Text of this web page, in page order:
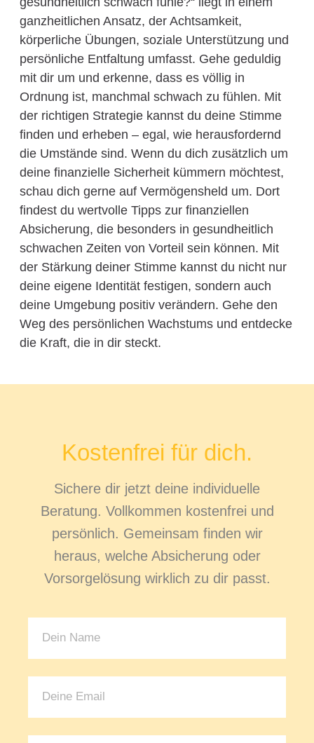
ganzheitlichen Ansatz, der Achtsamkeit,
körperliche Übungen, soziale Unterstützung und
persönliche Entfaltung umfasst. Gehe geduldig
mit dir um und erkenne, dass es völlig in
Ordnung ist, manchmal schwach zu fühlen. Mit
der richtigen Strategie kannst du deine Stimme
finden und erheben – egal, wie herausfordernd
die Umstände sind. Wenn du dich zusätzlich um
deine finanzielle Sicherheit kümmern möchtest,
schau dich gerne auf Vermögensheld um. Dort
findest du wertvolle Tipps zur finanziellen
Absicherung, die besonders in gesundheitlich
schwachen Zeiten von Vorteil sein können. Mit
der Stärkung deiner Stimme kannst du nicht nur
deine eigene Identität festigen, sondern auch
deine Umgebung positiv verändern. Gehe den
Weg des persönlichen Wachstums und entdecke
die Kraft, die in dir steckt.
Kostenfrei für dich.
Sichere dir jetzt deine individuelle
Beratung. Vollkommen kostenfrei und
persönlich. Gemeinsam finden wir
heraus, welche Absicherung oder
Vorsorgelösung wirklich zu dir passt.